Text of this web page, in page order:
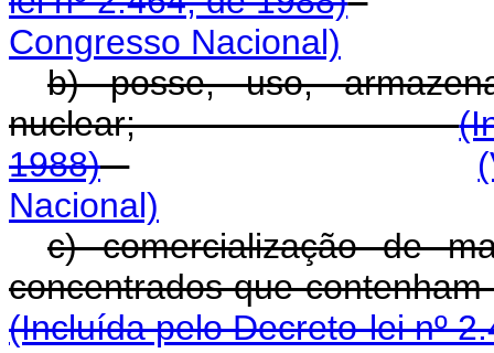
Congresso Nacional)
b) posse, uso,
nuclear;
1988)
Nacional)
c) comercialização de
concentrados que
(Incluída pelo Decreto-lei nº